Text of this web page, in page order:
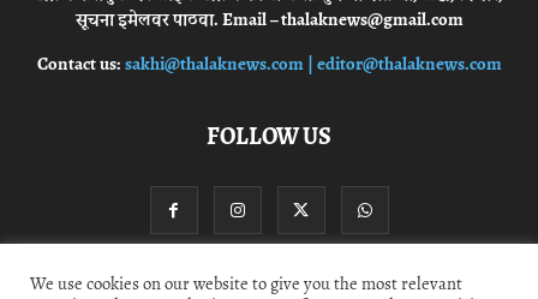
सूचना इमेलवर पाठवा. Email – thalaknews@gmail.com
Contact us:sakhi@thalaknews.com | editor@thalaknews.com
FOLLOW US
We use cookies on our website to give you the most relevant